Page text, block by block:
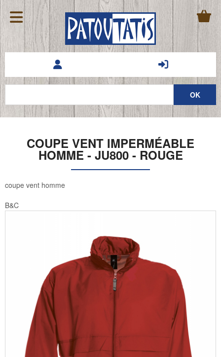
COUPE VENT IMPERMÉABLE
HOMME - JU800 - ROUGE
coupe vent homme
B&C